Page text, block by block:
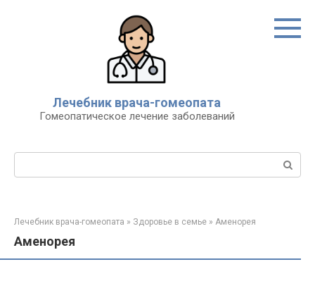
Лечебник врача-гомеопата
Гомеопатическое лечение заболеваний
Поиск:
Лечебник врача-гомеопата » Здоровье в семье » Аменорея
Аменорея